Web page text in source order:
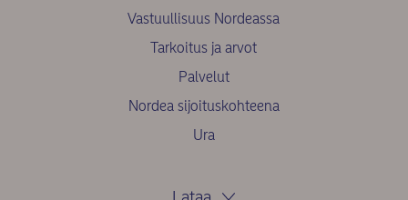
Vastuullisuus Nordeassa
Tarkoitus ja arvot
Palvelut
Nordea sijoituskohteena
Ura